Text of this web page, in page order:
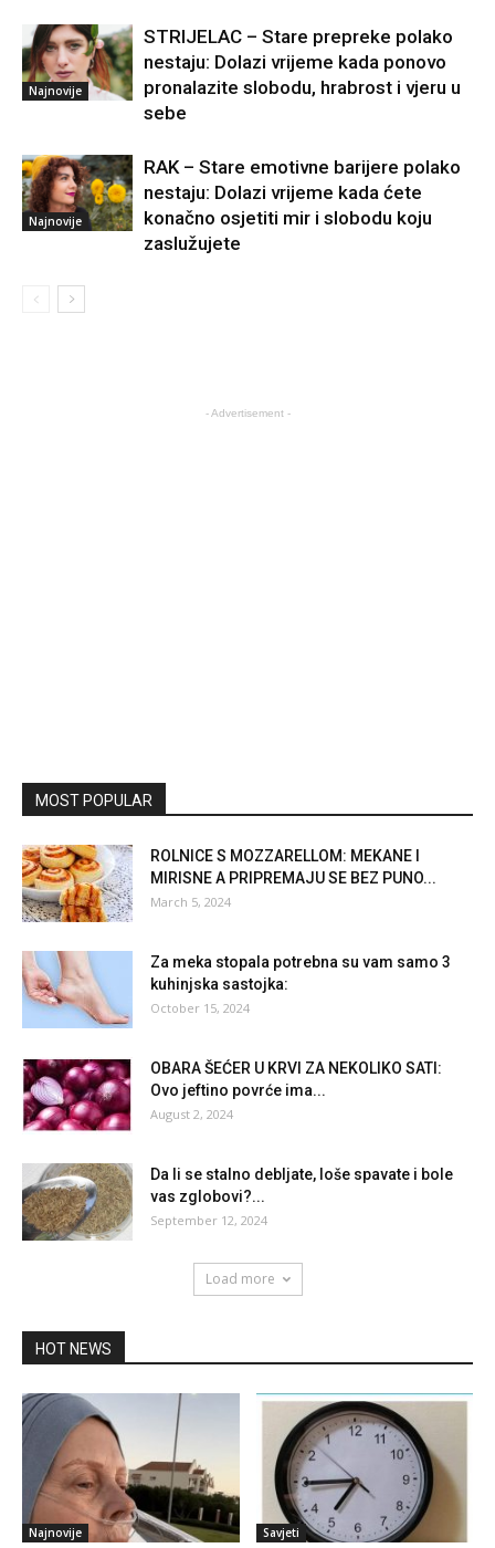
Najnovije
STRIJELAC – Stare prepreke polako
nestaju: Dolazi vrijeme kada ponovo
pronalazite slobodu, hrabrost i vjeru u
sebe
Najnovije
RAK – Stare emotivne barijere polako
nestaju: Dolazi vrijeme kada ćete
konačno osjetiti mir i slobodu koju
zaslužujete
- Advertisement -
MOST POPULAR
ROLNICE S MOZZARELLOM: MEKANE I
MIRISNE A PRIPREMAJU SE BEZ PUNO...
March 5, 2024
Za meka stopala potrebna su vam samo 3
kuhinjska sastojka:
October 15, 2024
OBARA ŠEĆER U KRVI ZA NEKOLIKO SATI:
Ovo jeftino povrće ima...
August 2, 2024
Da li se stalno debljate, loše spavate i bole
vas zglobovi?...
September 12, 2024
Load more
HOT NEWS
Najnovije Savjeti